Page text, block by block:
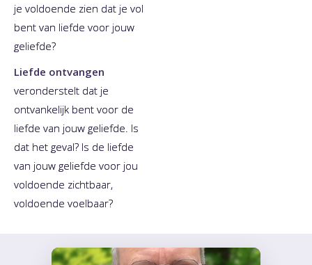
je voldoende zien dat je vol
bent van liefde voor jouw
geliefde?
Liefde ontvangen
veronderstelt dat je
ontvankelijk bent voor de
liefde van jouw geliefde. Is
dat het geval? Is de liefde
van jouw geliefde voor jou
voldoende zichtbaar,
voldoende voelbaar?